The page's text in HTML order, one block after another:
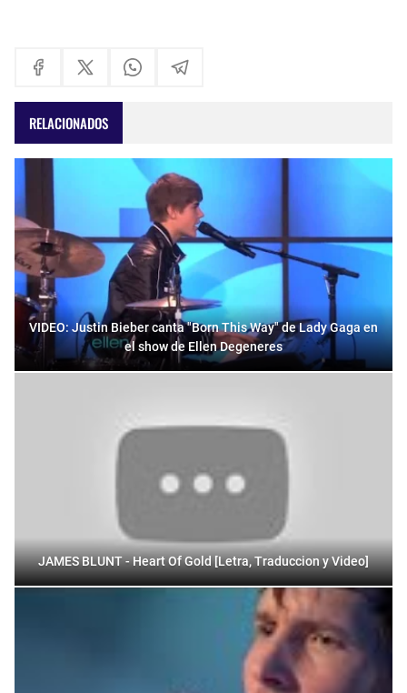
RELACIONADOS
VIDEO: Justin Bieber canta "Born This Way" de Lady Gaga en
el show de Ellen Degeneres
JAMES BLUNT - Heart Of Gold [Letra, Traduccion y Video]